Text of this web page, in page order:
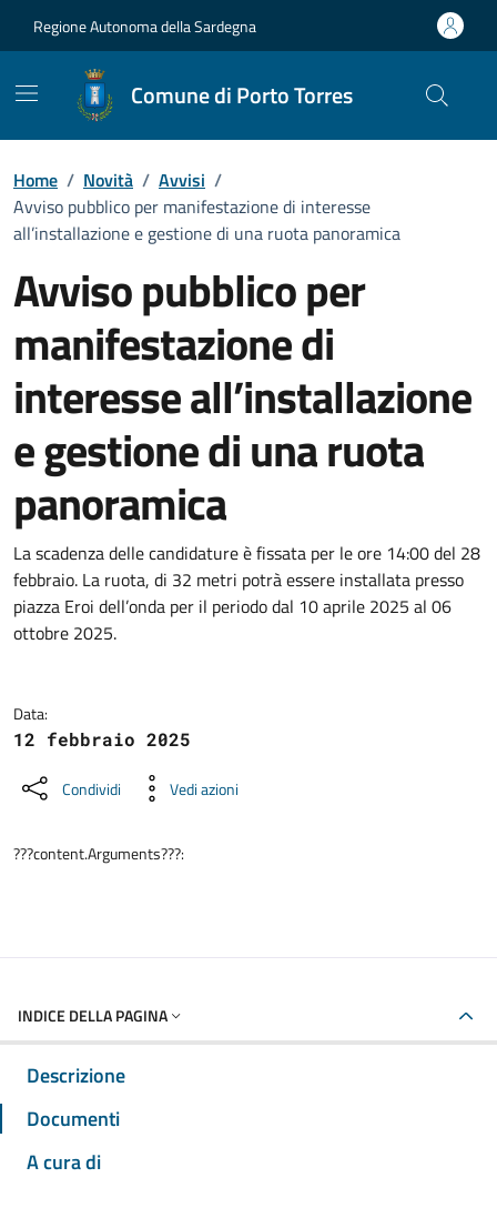
Regione Autonoma della Sardegna
Comune di Porto Torres
Home / Novità / Avvisi /
Avviso pubblico per manifestazione di interesse
all’installazione e gestione di una ruota panoramica
Avviso pubblico per
manifestazione di
interesse all’installazione
e gestione di una ruota
panoramica
Dettagli della notizia
La scadenza delle candidature è fissata per le ore 14:00 del 28
febbraio. La ruota, di 32 metri potrà essere installata presso
piazza Eroi dell’onda per il periodo dal 10 aprile 2025 al 06
ottobre 2025.
Data:
12 febbraio 2025
Condividi Vedi azioni
???content.Arguments???:
INDICE DELLA PAGINA
Descrizione
Documenti
A cura di